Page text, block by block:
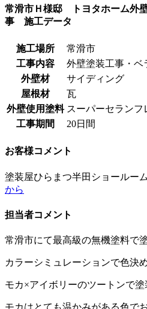
常滑市Ｈ様邸 トヨタホーム外
事 施工データ
施工場所
常滑市
工事内容
外壁塗装工事・ベ
外壁材
サイディング
屋根材
瓦
外壁使用塗料 スーパーセラン
工事期間
20日間
お客様コメント
塗装屋ひらまつ半田ショールー
から
担当者コメント
常滑市にて最高級の無機塗料で
カラーシミュレーションで色決
モカ×アイボリーのツートンで塗